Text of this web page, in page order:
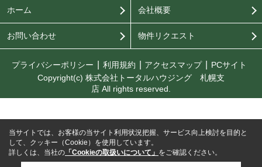
ホーム 会社概要
お問い合わせ 物件リクエスト
プライバシーポリシー 利用規約 アクセスマップ
PCサイト
Copyright(c) 株式会社トータルハウジング 札幌支
店 All rights reserved.
当サイトでは、お客様の当サイト利用状況把握、サービス向上検討を目的と
して、クッキー（Cookie）を使用しています。
詳しくは、当社の 「Cookieの取扱いについて」 をご確認ください。